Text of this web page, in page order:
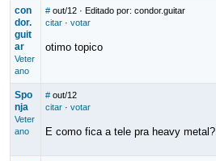
con
dor.
guit
ar
Veter
ano
# out/12· Editado por: condor.guitar
citar· votar
otimo topico
Spo
nja
Veter
ano
# out/12
citar· votar
E como fica a tele pra heavy metal?